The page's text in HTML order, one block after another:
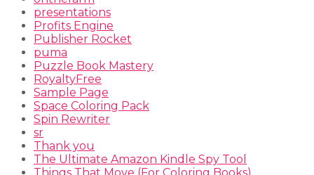
presentations
Profits Engine
Publisher Rocket
puma
Puzzle Book Mastery
RoyaltyFree
Sample Page
Space Coloring Pack
Spin Rewriter
sr
Thank you
The Ultimate Amazon Kindle Spy Tool